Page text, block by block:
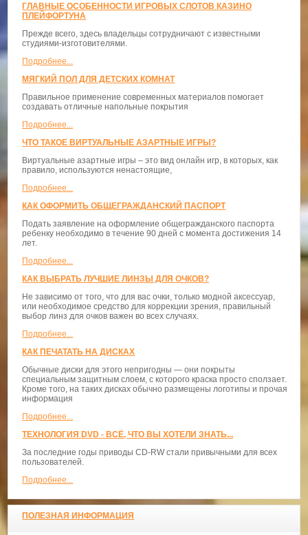
ГЛАВНЫЕ ОСОБЕННОСТИ ИГРОВЫХ СЛОТОВ КАЗИНО
ПЛЕЙФОРТУНА
Прежде всего, здесь владельцы сотрудничают с известными
студиями-изготовителями.
Подробнее...
МЯГКИЙ ПОЛ ДЛЯ ДЕТСКИХ КОМНАТ
Правильное применение современных материалов помогает
создавать отличные напольные покрытия
Подробнее...
ЧТО ТАКОЕ ВИРТУАЛЬНЫЕ АЗАРТНЫЕ ИГРЫ?
Виртуальные азартные игры – это вид онлайн игр, в которых, как
правило, используются ненастоящие,
Подробнее...
КАК ОФОРМИТЬ ОБЩЕГРАЖДАНСКИЙ ПАСПОРТ
Подать заявление на оформление общегражданского паспорта
ребенку необходимо в течение 90 дней с момента достижения 14
лет.
Подробнее...
КАК ВЫБРАТЬ ЛУЧШИЕ ЛИНЗЫ ДЛЯ ОЧКОВ?
Не зависимо от того, что для вас очки, только модной аксессуар,
или необходимое средство для коррекции зрения, правильный
выбор линз для очков важен во всех случаях.
Подробнее...
КАК ПЕЧАТАТЬ НА ДИСКАХ
Обычные диски для этого непригодны — они покрыты
специальным защитным слоем, с которого краска просто сползает.
Кроме того, на таких дисках обычно размещены логотипы и прочая
информация
Подробнее...
ТЕХНОЛОГИЯ DVD - ВСЁ, ЧТО ВЫ ХОТЕЛИ ЗНАТЬ...
За последние годы приводы CD-RW стали привычными для всех
пользователей.
Подробнее...
ПОЛЕЗНАЯ ИНФОРМАЦИЯ